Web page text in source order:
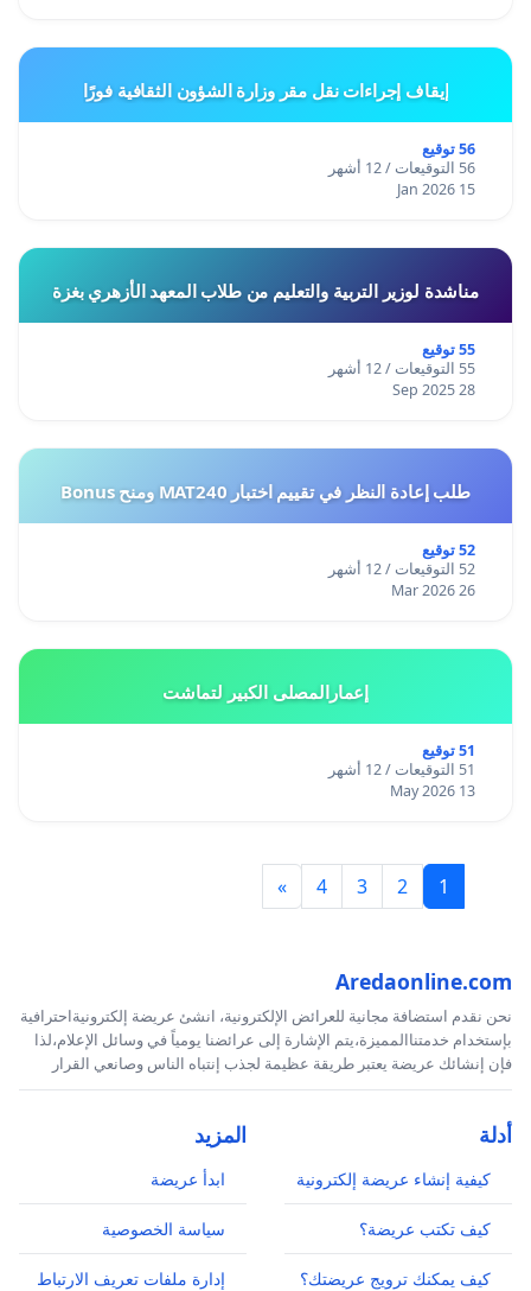
إيقاف إجراءات نقل مقر وزارة الشؤون الثقافية فورًا
56 توقيع
56 التوقيعات / 12 أشهر
15 Jan 2026
مناشدة لوزير التربية والتعليم من طلاب المعهد الأزهري بغزة
55 توقيع
55 التوقيعات / 12 أشهر
28 Sep 2025
طلب إعادة النظر في تقييم اختبار MAT240 ومنح Bonus
52 توقيع
52 التوقيعات / 12 أشهر
26 Mar 2026
إعمارالمصلى الكبير لتماشت
51 توقيع
51 التوقيعات / 12 أشهر
13 May 2026
1
2
3
4
»
Aredaonline.com
نحن نقدم استضافة مجانية للعرائض الإلكترونية، انشئ عريضة إلكترونيةاحترافية
بإستخدام خدمتناالمميزة،يتم الإشارة إلى عرائضنا يومياً في وسائل الإعلام،لذا
فإن إنشائك عريضة يعتبر طريقة عظيمة لجذب إنتباه الناس وصانعي القرار
أدلة
كيفية إنشاء عريضة إلكترونية
كيف تكتب عريضة؟
كيف يمكنك ترويج عريضتك؟
المزيد
ابدأ عريضة
سياسة الخصوصية
إدارة ملفات تعريف الارتباط